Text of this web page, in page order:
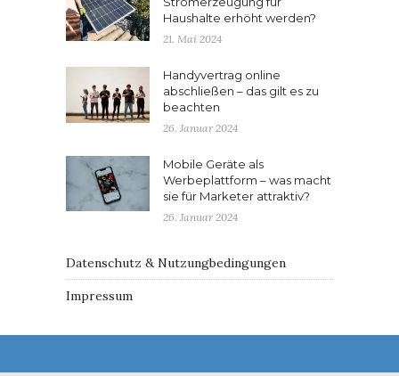
Haushalte erhöht werden?
21. Mai 2024
Handyvertrag online
abschließen – das gilt es zu
beachten
26. Januar 2024
Mobile Geräte als
Werbeplattform – was macht
sie für Marketer attraktiv?
26. Januar 2024
Datenschutz & Nutzungbedingungen
Impressum